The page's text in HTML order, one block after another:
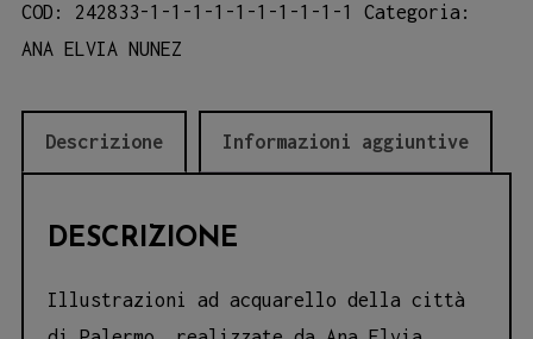
Illustrazioni
della
Palermo
COD: 242833-1-1-1-1-1-1-1-1-1-1
Categoria:
ANA ELVIA NUNEZ
Descrizione Informazioni aggiuntive
DESCRIZIONE
Illustrazioni ad acquarello della città